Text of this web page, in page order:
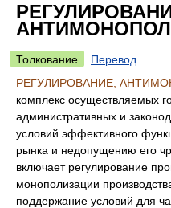
Толкование
Перевод
РЕГУЛИРОВАНИЕ,
комплекс осуществляемых
административных и
условий эффективного
рынка и недопущению его
включает регулирование
монополизации
поддержание условий для